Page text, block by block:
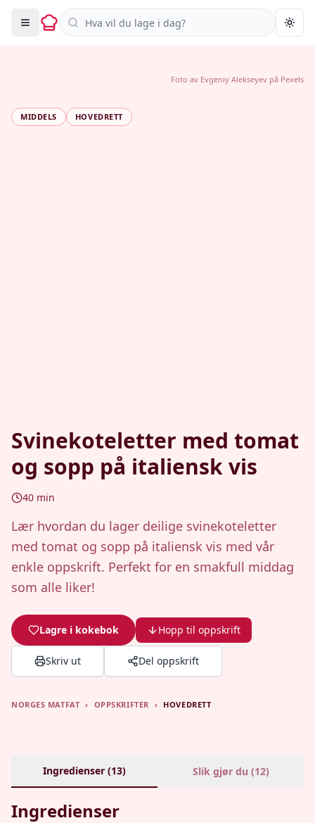
Søk i oppskrifter
MIDDELS HOVEDRETT
Svinekoteletter med tomat
og sopp på italiensk vis
40 min
Lær hvordan du lager deilige svinekoteletter
med tomat og sopp på italiensk vis med vår
enkle oppskrift. Perfekt for en smakfull middag
som alle liker!
Lagre i kokebok Hopp til oppskrift
Skriv ut Del oppskrift
Foto av Evgeniy Alekseyev på Pexels
NORGES MATFAT › OPPSKRIFTER › HOVEDRETT
Ingredienser (13) Slik gjør du (12)
Ingredienser